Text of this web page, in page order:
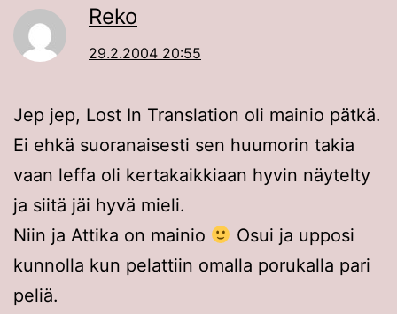
Reko
29.2.2004 20:55
Jep jep, Lost In Translation oli mainio pätkä.
Ei ehkä suoranaisesti sen huumorin takia
vaan leffa oli kertakaikkiaan hyvin näytelty
ja siitä jäi hyvä mieli.
Niin ja Attika on mainio
Osui ja upposi
kunnolla kun pelattiin omalla porukalla pari
peliä.